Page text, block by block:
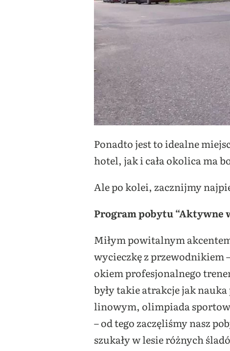
Ponadto jest to idealne
hotel, jak i cała okolica ma
Ale po kolei, zacznijmy
Program pobytu “Aktywne
Miłym powitalnym
wycieczkę z przewodnikiem
okiem profesjonalnego
były takie atrakcje jak
linowym, olimpiada
– od tego zaczęliśmy nasz
szukały w lesie różnych